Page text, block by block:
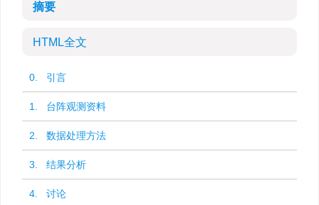
摘要
HTML全文
0. 引言
1. 台阵观测资料
2. 数据处理方法
3. 结果分析
4. 讨论